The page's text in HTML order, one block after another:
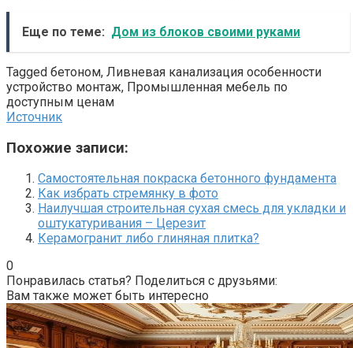
Еще по теме: Дом из блоков своими руками
Tagged бетоном, Ливневая канализация особенности
устройство монтаж, Промышленная мебель по
доступным ценам
Источник
Похожие записи:
Самостоятельная покраска бетонного фундамента
Как избрать стремянку в фото
Наилучшая строительная сухая смесь для укладки и
оштукатуривания – Церезит
Керамогранит либо глиняная плитка?
0
Понравилась статья? Поделиться с друзьями:
Вам также может быть интересно